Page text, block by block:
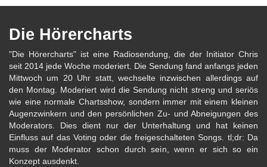
Die Hörercharts
"Die Hörercharts" ist eine Radiosendung, die der Initiator Chris
seit 2014 jede Woche moderiert. Die Sendung fand anfangs jeden
Mittwoch um 20 Uhr statt, wechselte inzwischen allerdings auf
den Montag. Moderiert wird die Sendung nicht streng und seriös
wie eine normale Chartsshow, sondern immer mit einem kleinen
Augenzwinkern und den persönlichen Zu- und Abneigungen des
Moderators. Dies dient nur der Unterhaltung und hat keinen
Einfluss auf das Voting oder die freigeschalteten Songs. tl;dr: Da
muss der Moderator schon durch sein, wenn er sich so ein
Konzept ausdenkt.